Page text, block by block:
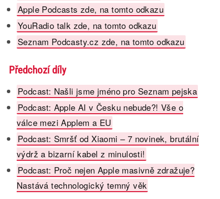
Apple Podcasts zde, na tomto odkazu
YouRadio talk zde, na tomto odkazu
Seznam Podcasty.cz zde, na tomto odkazu
Předchozí díly
Podcast: Našli jsme jméno pro Seznam pejska
Podcast: Apple AI v Česku nebude?! Vše o
válce mezi Applem a EU
Podcast: Smršť od Xiaomi – 7 novinek, brutální
výdrž a bizarní kabel z minulosti!
Podcast: Proč nejen Apple masivně zdražuje?
Nastává technologický temný věk